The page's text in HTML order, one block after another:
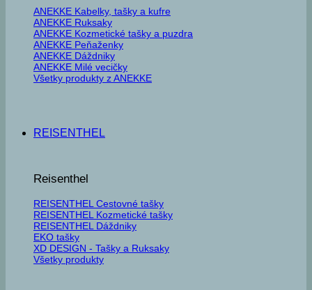
ANEKKE Kabelky, tašky a kufre
ANEKKE Ruksaky
ANEKKE Kozmetické tašky a puzdra
ANEKKE Peňaženky
ANEKKE Dáždniky
ANEKKE Milé vecičky
Všetky produkty z ANEKKE
REISENTHEL
Reisenthel
REISENTHEL Cestovné tašky
REISENTHEL Kozmetické tašky
REISENTHEL Dáždniky
EKO tašky
XD DESIGN - Tašky a Ruksaky
Všetky produkty